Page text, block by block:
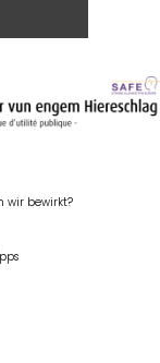
wir bewirkt?